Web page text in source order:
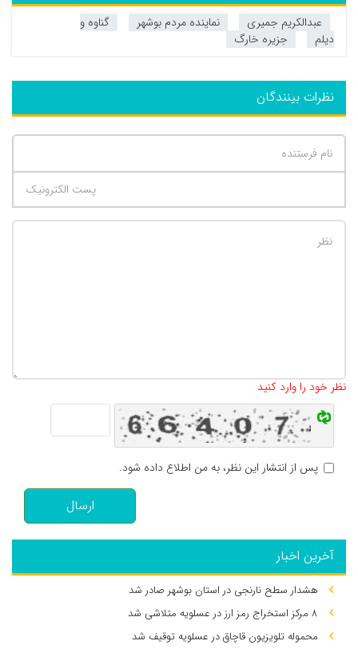
عبدالکریم جمیری
نماینده مردم بوشهر
گناوه و
دیلم
جزیره خارگ
نظرات بینندگان
نظر خود را وارد کنید
پس از انتشار این نظر، به من اطلاع داده شود.
ارسال
آخرین اخبار
هشدار سطح نارنجی در استان بوشهر صادر شد
۸ مرکز استخراج رمز ارز در عسلویه متلاشی شد
محموله تلویزیون قاچاق در عسلویه توقیف شد